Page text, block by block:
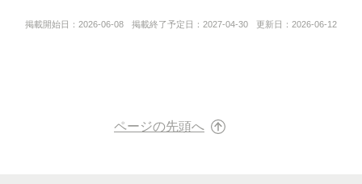
ざっくばらんにお話しましょう！
掲載開始日： 2026-06-08 掲載終了予定日： 2027-04-30 更新日： 2026-06-12
ページの先頭へ